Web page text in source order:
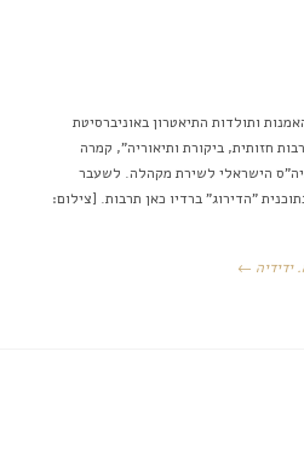
ותולדות התיאטרון באוניברסיטת
חזותית, ביקורת ותיאוריה", קמרה
הישראלי לשירת מקהלה. לשעבר
"הדירוג" ברדיו כאן תרבות. [צילום:
ידידיה ←